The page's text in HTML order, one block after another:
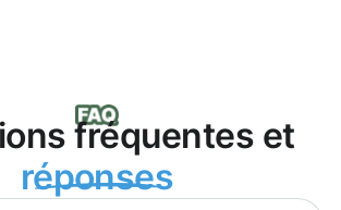
fréquentes et
réponses